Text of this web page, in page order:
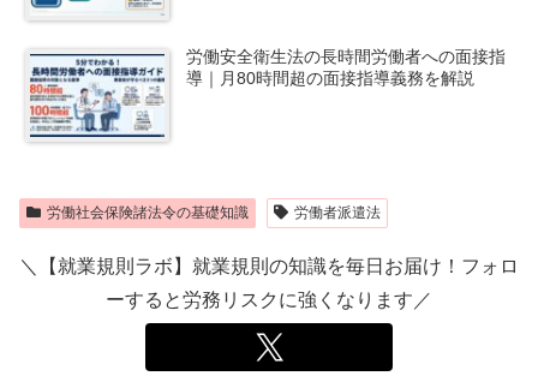
労働安全衛生法の長時間労働者への面接指
導｜月80時間超の面接指導義務を解説
労働社会保険諸法令の基礎知識 労働者派遣法
＼【就業規則ラボ】就業規則の知識を毎日お届け！フォロ
ーすると労務リスクに強くなります／